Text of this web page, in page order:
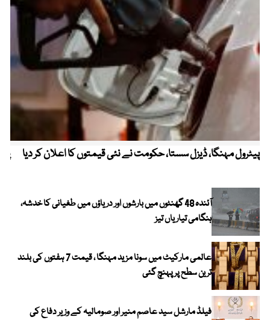
پیٹرول مہنگا، ڈیزل سستا، حکومت نے نئی قیمتوں کا اعلان کر دیا
آئندہ 48 گھنٹوں میں بارشوں اور دریاؤں میں طغیانی کا خدشہ،
ہنگامی تیاریاں تیز
عالمی مارکیٹ میں سونا مزید مہنگا ، قیمت 7 ہفتوں کی بلند
ترین سطح پر پہنچ گئی
فیلڈ مارشل سید عاصم منیر اور صومالیہ کے وزیر دفاع کی